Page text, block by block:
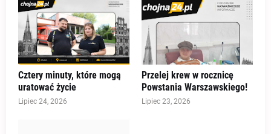
Cztery minuty, które mogą
uratować życie
Lipiec 24, 2026
Przelej krew w rocznicę
Powstania Warszawskiego!
Lipiec 23, 2026